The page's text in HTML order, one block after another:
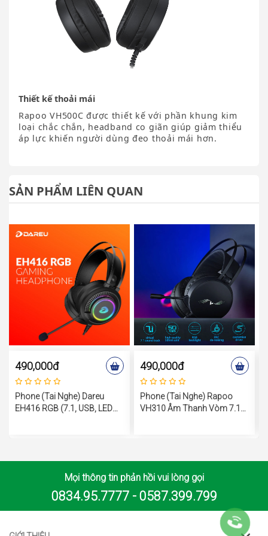
Thiết kế thoải mái
Rapoo VH500C được thiết kế với phần khung kim
loại chắc chắn, headband co giãn giúp giảm thiểu
áp lực khiến người dùng đeo thoải mái hơn.
SẢN PHẨM LIÊN QUAN
490,000đ
Phone (tai Nghe) Dareu
EH416 RGB (7.1, USB, LED
490,000đ
Phone (tai Nghe) Rapoo
VH310 Âm Thanh Vòm 7.1
Mọi thông tin phản hồi vui lòng gọi
0834.95.7777 - 0587.399.799